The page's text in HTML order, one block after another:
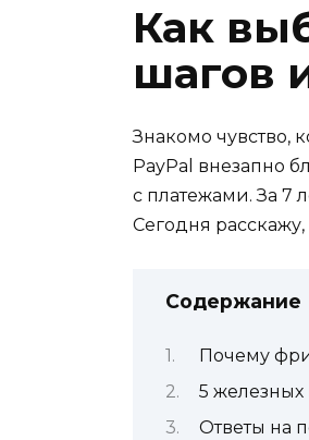
Как
шагов
Знакомо чувство,
PayPal внезапно
с платежами. За 7
Сегодня
Содержание
Почему
5 железных
Ответы на